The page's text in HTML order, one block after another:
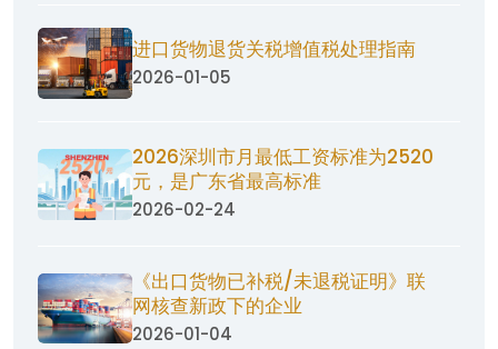
进口货物退货关税增值税处理指南
2026-01-05
2026深圳市月最低工资标准为2520
元，是广东省最高标准
2026-02-24
《出口货物已补税/未退税证明》联
网核查新政下的企业
2026-01-04